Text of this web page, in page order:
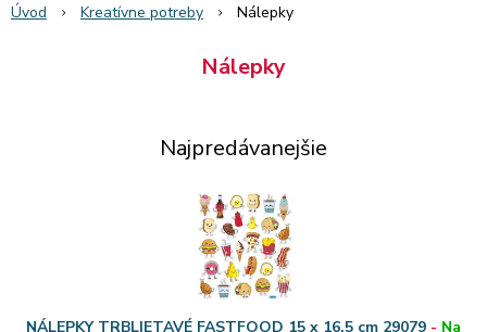
Úvod Kreatívne potreby Nálepky
Nálepky
Najpredávanejšie
NÁLEPKY TRBLIETAVÉ FASTFOOD 15 x 16,5 cm 29079 - Na